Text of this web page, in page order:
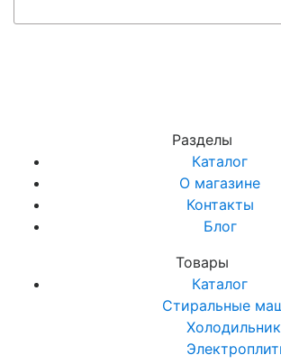
Разделы
Каталог
О магазине
Контакты
Блог
Товары
Каталог
Стиральные